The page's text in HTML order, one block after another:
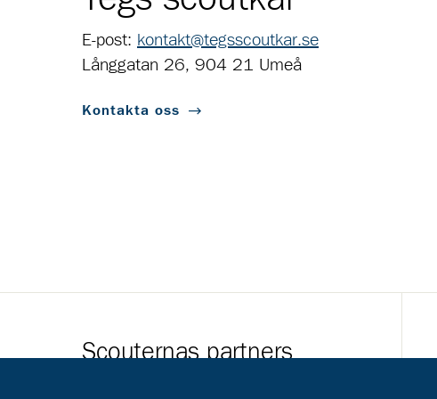
E-post: kontakt@tegsscoutkar.se
Långgatan 26, 904 21 Umeå
Kontakta oss
Scouternas partners